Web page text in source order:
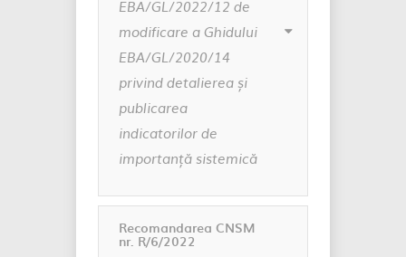
EBA/GL/2022/12 de
modificare a Ghidului
EBA/GL/2020/14
privind detalierea și
publicarea
indicatorilor de
importanță sistemică
Recomandarea CNSM
nr. R/6/2022